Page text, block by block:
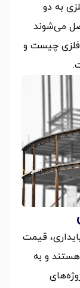
به دو
می‌شوند
فلزی چیست و
قیمت
و به